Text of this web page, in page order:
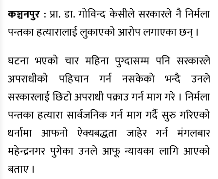
कञ्चनपुर : प्रा. डा. गोविन्द केसीले सरकारले नै निर्मला
पन्तका हत्यारालाई लुकाएको आरोप लगाएका छन् ।
घटना भएको चार महिना पुग्दासम्म पनि सरकारले
अपराधीको पहिचान गर्न नसकेको भन्दै उनले
सरकारलाई छिटो अपराधी पक्राउ गर्न माग गरे । निर्मला
पन्तका हत्यारा सार्वजनिक गर्न माग गर्दै सुरु गरिएको
धर्नामा आफनो ऐक्यबद्धता जाहेर गर्न मंगलबार
महेन्द्रनगर पुगेका उनले आफू न्यायका लागि आएको
बताए ।